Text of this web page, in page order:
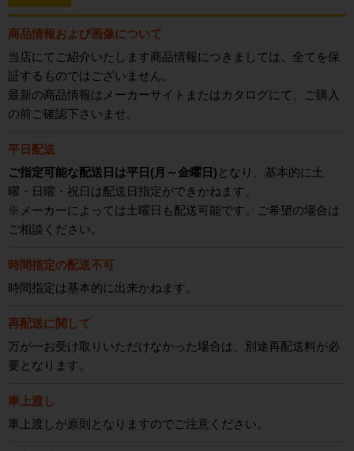
商品情報および画像について
当店にてご紹介いたします商品情報につきましては、全てを保
証するものではございません。
最新の商品情報はメーカーサイトまたはカタログにて、ご購入
の前ご確認下さいませ。
平日配送
ご指定可能な配送日は平日(月～金曜日) となり、基本的に土
曜・日曜・祝日は配送日指定ができかねます。
※メーカーによっては土曜日も配送可能です。ご希望の場合は
ご相談ください。
時間指定の配送不可
時間指定は基本的に出来かねます。
再配送に関して
万が一お受け取りいただけなかった場合は、別途再配送料が必
要となります。
車上渡し
車上渡しが原則となりますのでご注意ください。